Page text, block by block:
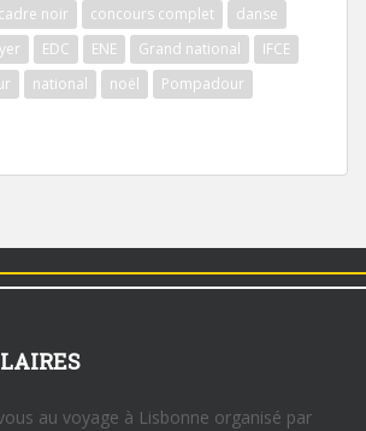
cadre noir concours complet
danse
EDC ENE Grand national
IFCE
national noël
Pompadour
au voyage à Lisbonne organisé par